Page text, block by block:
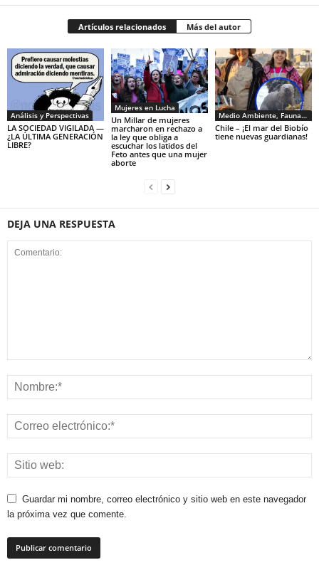
Artículos relacionados Más del autor
Análisis y Perspectivas
LA SOCIEDAD VIGILADA —
¿LA ÚLTIMA GENERACIÓN
LIBRE?
Mujeres en Lucha
Un Millar de mujeres
marcharon en rechazo a
la ley que obliga a
escuchar los latidos del
Feto antes que una mujer
aborte
Medio Ambiente, Fauna y Sociedad
Chile – ¡El mar del Biobío
tiene nuevas guardianas!
DEJA UNA RESPUESTA
Guardar mi nombre, correo electrónico y sitio web en este navegador
la próxima vez que comente.